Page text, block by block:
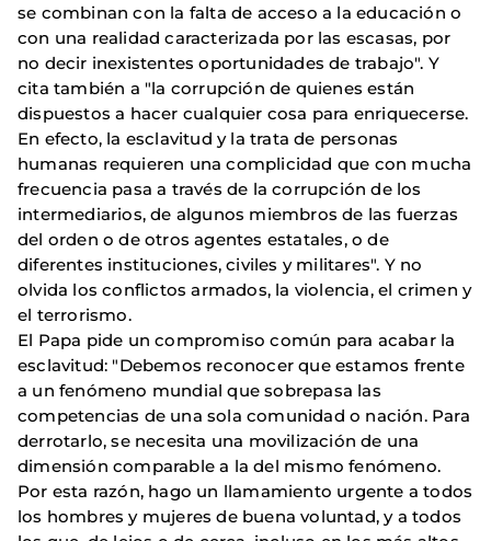
se combinan con la falta de acceso a la educación o
con una realidad caracterizada por las escasas, por
no decir inexistentes oportunidades de trabajo". Y
cita también a "la corrupción de quienes están
dispuestos a hacer cualquier cosa para enriquecerse.
En efecto, la esclavitud y la trata de personas
humanas requieren una complicidad que con mucha
frecuencia pasa a través de la corrupción de los
intermediarios, de algunos miembros de las fuerzas
del orden o de otros agentes estatales, o de
diferentes instituciones, civiles y militares". Y no
olvida los conflictos armados, la violencia, el crimen y
el terrorismo.
El Papa pide un compromiso común para acabar la
esclavitud: "Debemos reconocer que estamos frente
a un fenómeno mundial que sobrepasa las
competencias de una sola comunidad o nación. Para
derrotarlo, se necesita una movilización de una
dimensión comparable a la del mismo fenómeno.
Por esta razón, hago un llamamiento urgente a todos
los hombres y mujeres de buena voluntad, y a todos